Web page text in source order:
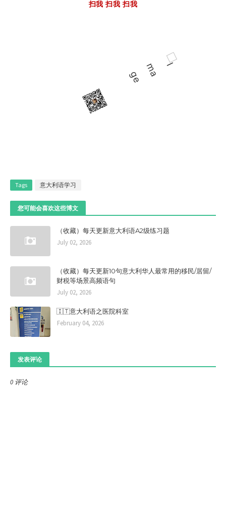
扫我 扫我 扫我
Tags 意大利语学习
您可能会喜欢这些博文
（收藏）每天更新意大利语A2级练习题
July 02, 2026
（收藏）每天更新10句意大利华人最常用的移民/居留/
财税等场景高频语句
July 02, 2026
🇮🇹意大利语之医院科室
February 04, 2026
发表评论
0 评论